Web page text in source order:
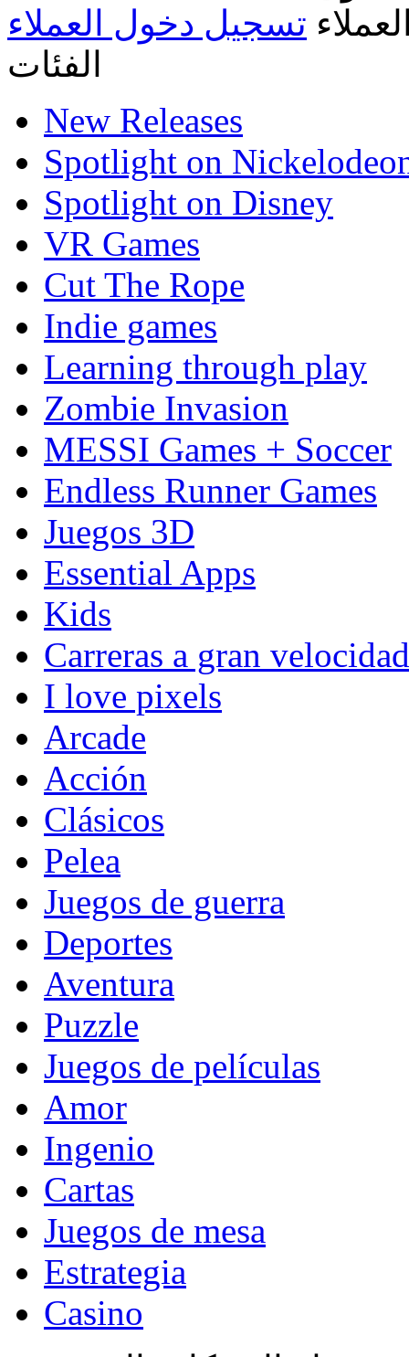
تسجيل دخول العملاء
الفئات
New Releases
Spotlight on
Spotlight on Disney
VR Games
Cut The Rope
Indie games
Learning through play
Zombie Invasion
MESSI Games + Soccer
Endless Runner Games
Juegos 3D
Essential Apps
Kids
Carreras a gran velocidad
I love pixels
Arcade
Acción
Clásicos
Pelea
Juegos de guerra
Deportes
Aventura
Puzzle
Juegos de películas
Amor
Ingenio
Cartas
Juegos de mesa
Estrategia
Casino